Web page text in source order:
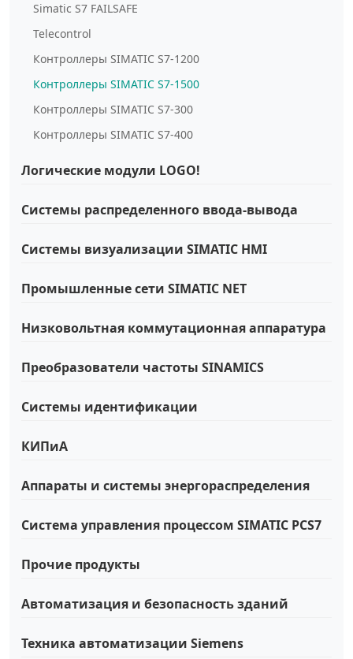
Simatic S7 FAILSAFE
Telecontrol
Контроллеры SIMATIC S7-1200
Контроллеры SIMATIC S7-1500
Контроллеры SIMATIC S7-300
Контроллеры SIMATIC S7-400
Логические модули LOGO!
Системы распределенного ввода-вывода
Системы визуализации SIMATIC HMI
Промышленные сети SIMATIC NET
Низковольтная коммутационная аппаратура
Преобразователи частоты SINAMICS
Системы идентификации
КИПиА
Аппараты и системы энергораспределения
Система управления процессом SIMATIC PCS7
Прочие продукты
Автоматизация и безопасность зданий
Техника автоматизации Siemens